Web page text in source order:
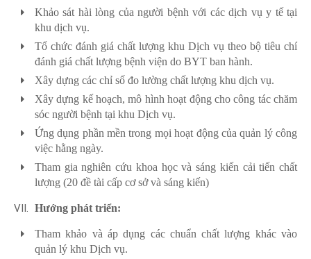
Khảo sát hài lòng của người bệnh với các dịch vụ y tế tại
khu dịch vụ.
Tổ chức đánh giá chất lượng khu Dịch vụ theo bộ tiêu chí
đánh giá chất lượng bệnh viện do BYT ban hành.
Xây dựng các chỉ số đo lường chất lượng khu dịch vụ.
Xây dựng kế hoạch, mô hình hoạt động cho công tác chăm
sóc người bệnh tại khu Dịch vụ.
Ứng dụng phần mền trong mọi hoạt động của quản lý công
việc hằng ngày.
Tham gia nghiên cứu khoa học và sáng kiến cải tiến chất
lượng (20 đề tài cấp cơ sở và sáng kiến)
Hướng phát triển:
Tham khảo và áp dụng các chuẩn chất lượng khác vào
quản lý khu Dịch vụ.